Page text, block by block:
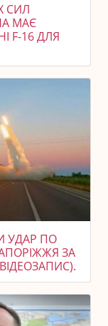
СИЛ
МАЄ
F-16 ДЛЯ
УДАР ПО
ЗА